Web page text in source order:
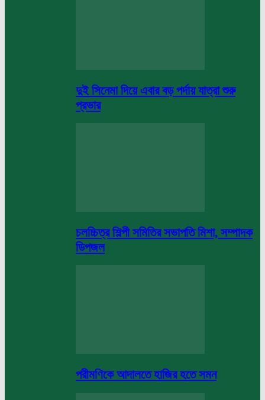
দুই সিনেমা দিয়ে এবার বড় পর্দায় যাত্রা শুরু
প্রভার
চলচ্চিত্র শিল্পী সমিতির সভাপতি মিশা, সম্পাদক
ডিপজল
পরীমণিকে আদালতে হাজির হতে সমন